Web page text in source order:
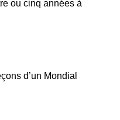
ou cinq années à
d’un Mondial